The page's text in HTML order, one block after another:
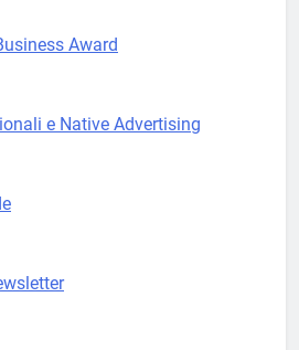
Award
e Native Advertising